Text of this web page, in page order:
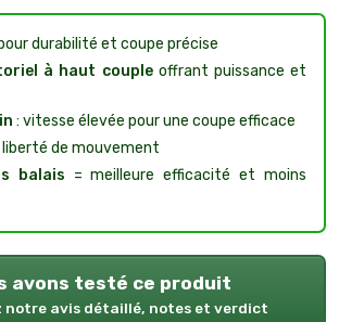
durabilité et coupe précise
à haut coupleoffrant puissance et
: vitesse élevée pour une coupe efficace
liberté de mouvement
balais = meilleure efficacité et moins
avons testé ce produit
notre avis détaillé, notes et verdict